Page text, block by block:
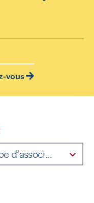
vous
Catégorie d’artisans ou type d’association